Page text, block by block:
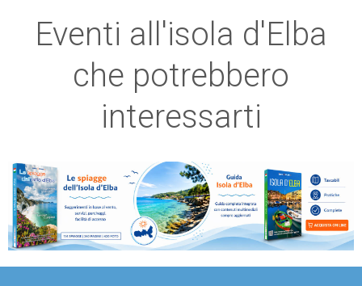
Eventi all'isola d'Elba
che potrebbero
interessarti